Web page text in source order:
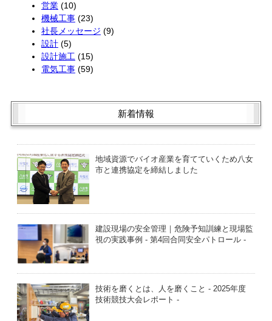
営業(10)
機械工事(23)
社長メッセージ (9)
設計(5)
設計施工(15)
電気工事(59)
新着情報
地域資源でバイオ産業を育てていくため八女
市と連携協定を締結しました
建設現場の安全管理｜危険予知訓練と現場監
視の実践事例 - 第4回合同安全パトロール -
技術を磨くとは、人を磨くこと - 2025年度
技術競技大会レポート -